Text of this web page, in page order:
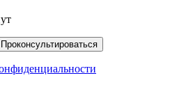
Проконсультироваться